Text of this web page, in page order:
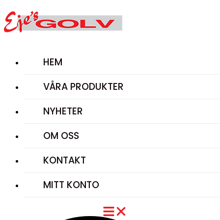
till
innehåll
HEM
VÅRA PRODUKTER
NYHETER
OM OSS
KONTAKT
MITT KONTO